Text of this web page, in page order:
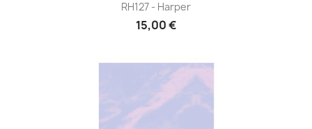
RH127 - Harper
15,00 €